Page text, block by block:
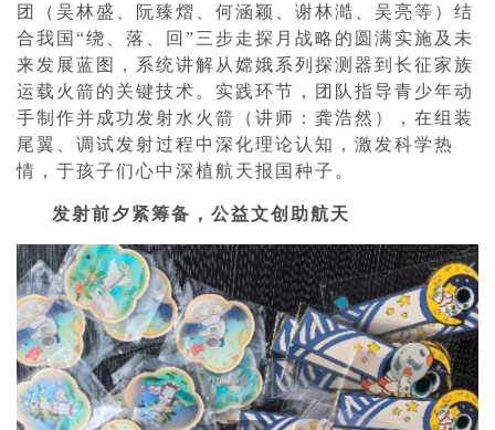
团（吴林盛、阮臻熠、何涵颖、谢林澔、吴亮等）结
合我国“绕、落、回”三步走探月战略的圆满实施及未
来发展蓝图，系统讲解从嫦娥系列探测器到长征家族
运载火箭的关键技术。实践环节，团队指导青少年动
手制作并成功发射水火箭（讲师：龚浩然），在组装
尾翼、调试发射过程中深化理论认知，激发科学热
情，于孩子们心中深植航天报国种子。
发射前夕紧筹备，公益文创助航天